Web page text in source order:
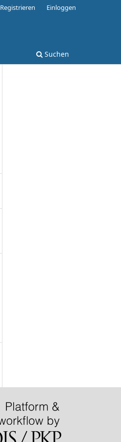
Suchen
Registrieren Einloggen